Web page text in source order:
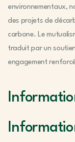
environnementaux,
des projets de
carbone. Le
traduit par un
engagement